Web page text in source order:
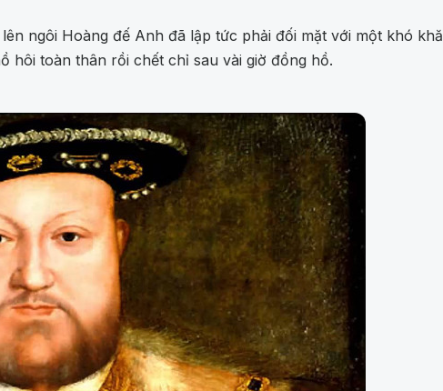
ngôi Hoàng đế Anh đã lập tức phải đối mặt với một khó
hôi toàn thân rồi chết chỉ sau vài giờ đồng hồ.